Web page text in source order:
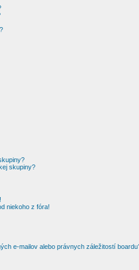
skupiny?
niekoho z fóra!
e-mailov alebo právnych záležitostí